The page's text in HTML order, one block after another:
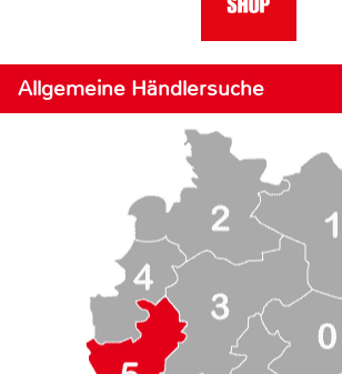
Allgemeine Händlersuche